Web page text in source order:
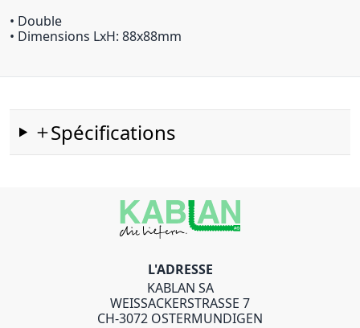
• Double
• Dimensions LxH: 88x88mm
Spécifications
L'ADRESSE
KABLAN SA
WEISSACKERSTRASSE 7
CH-3072 OSTERMUNDIGEN